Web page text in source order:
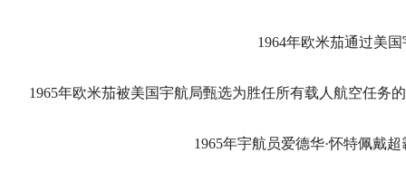
1964年欧米茄通过美
1965年欧米茄被美国宇航局甄选为胜任所有载人航空任务
1965年宇航员爱德华·怀特佩戴